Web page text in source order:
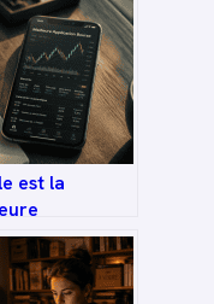
est la
bourse
investir : frais,
et sécurité ?